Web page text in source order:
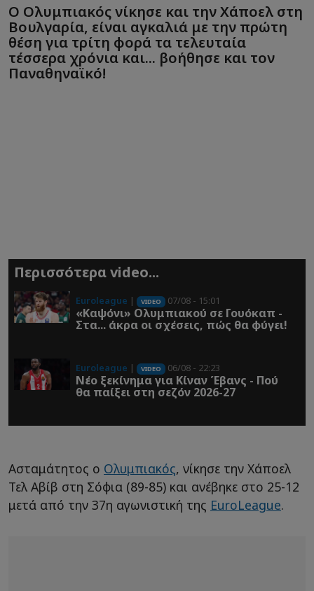
Ο Ολυμπιακός νίκησε και την Χάποελ στη
Βουλγαρία, είναι αγκαλιά με την πρώτη
θέση για τρίτη φορά τα τελευταία
τέσσερα χρόνια και... βοήθησε και τον
Παναθηναϊκό!
Περισσότερα video...
Euroleague | VIDEO 07/08 - 15:01
«Καψόνι» Ολυμπιακού σε Γουόκαπ -
Στα... άκρα οι σχέσεις, πώς θα φύγει!
Euroleague | VIDEO 06/08 - 22:23
Νέο ξεκίνημα για Κίναν Έβανς - Πού
θα παίξει στη σεζόν 2026-27
Ασταμάτητος ο Ολυμπιακός, νίκησε την Χάποελ
Τελ Αβίβ στη Σόφια (89-85) και ανέβηκε στο 25-12
μετά από την 37η αγωνιστική της EuroLeague.